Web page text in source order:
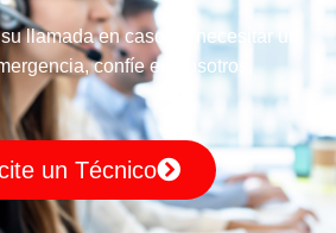
llamada en caso de necesitar un
confíe en nosotros.
un Técnico